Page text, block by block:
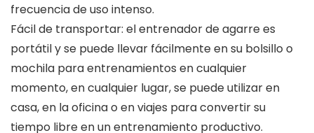
frecuencia de uso intenso.
Fácil de transportar: el entrenador de agarre es
portátil y se puede llevar fácilmente en su bolsillo o
mochila para entrenamientos en cualquier
momento, en cualquier lugar, se puede utilizar en
casa, en la oficina o en viajes para convertir su
tiempo libre en un entrenamiento productivo.